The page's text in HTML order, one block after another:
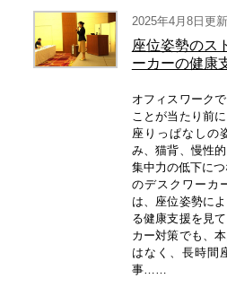
2025年4月8日更新
座位姿勢のス
ーカーの健康
オフィスワーク
ことが当たり前
座りっぱなしの
み、猫背、慢性
集中力の低下に
のデスクワーカ
は、座位姿勢に
る健康支援を見
カー対策でも、
はなく、長時間
事……